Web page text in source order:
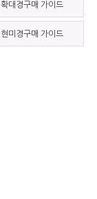
확대경구매 가이드
현미경구매 가이드